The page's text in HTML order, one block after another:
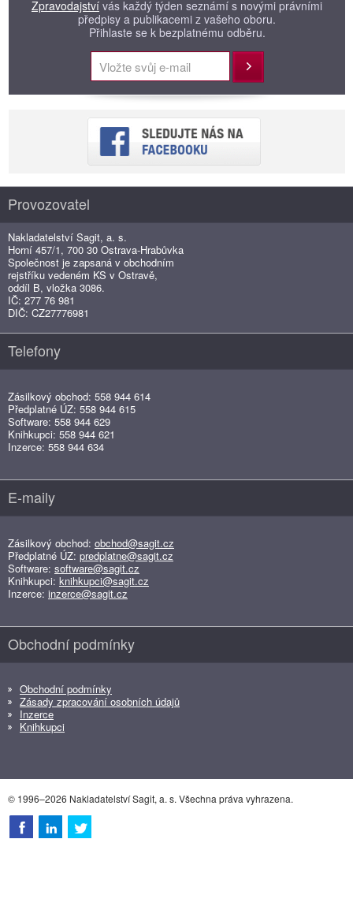
Zpravodajství vás každý týden seznámí s novými právními
předpisy a publikacemi z vašeho oboru.
Přihlaste se k bezplatnému odběru.
Přihlásit
Provozovatel
Nakladatelství Sagit, a. s.
Horní 457/1, 700 30 Ostrava-Hrabůvka
Společnost je zapsaná v obchodním
rejstříku vedeném KS v Ostravě,
oddíl B, vložka 3086.
IČ: 277 76 981
DIČ: CZ27776981
Telefony
Zásilkový obchod: 558 944 614
Předplatné ÚZ: 558 944 615
Software: 558 944 629
Knihkupci: 558 944 621
Inzerce: 558 944 634
E-maily
Zásilkový obchod: obchod@sagit.cz
Předplatné ÚZ: predplatne@sagit.cz
Software: software@sagit.cz
Knihkupci: knihkupci@sagit.cz
Inzerce: inzerce@sagit.cz
Obchodní podmínky
Obchodní podmínky
Zásady zpracování osobních údajů
Inzerce
Knihkupci
© 1996–2026 Nakladatelství Sagit, a. s. Všechna práva vyhrazena.